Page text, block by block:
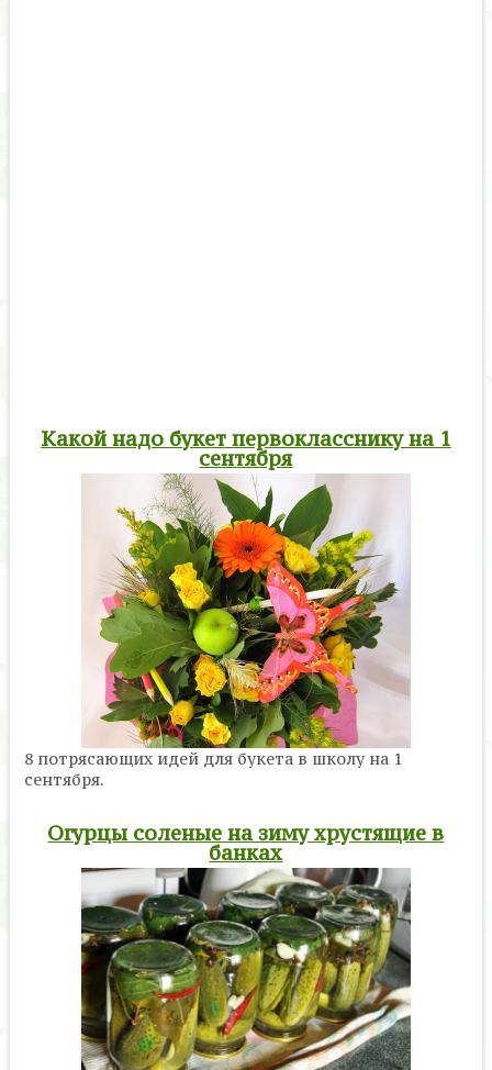
Какой надо букет первокласснику на 1
сентября
8 потрясающих идей для букета в школу на 1
сентября.
Огурцы соленые на зиму хрустящие в
банках